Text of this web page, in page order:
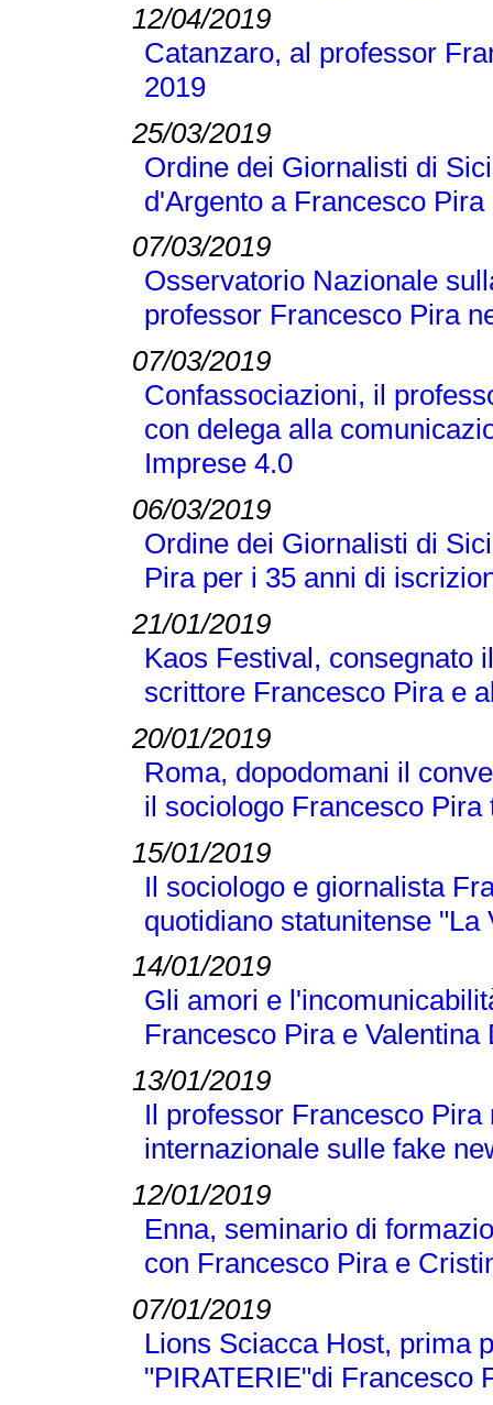
12/04/2019
Catanzaro, al professor
2019
25/03/2019
Ordine dei Giornalisti di
d'Argento a Francesco Pira
07/03/2019
Osservatorio Nazionale
professor Francesco Pira
07/03/2019
Confassociazioni, il
con delega alla
Imprese 4.0
06/03/2019
Ordine dei Giornalisti di
Pira per i 35 anni di
21/01/2019
Kaos Festival, consegnato
scrittore Francesco Pira e
20/01/2019
Roma, dopodomani il
il sociologo Francesco Pira
15/01/2019
Il sociologo e giornalista
quotidiano statunitense "La
14/01/2019
Gli amori e
Francesco Pira e Valentina
13/01/2019
Il professor Francesco
internazionale sulle fake
12/01/2019
Enna, seminario di
con Francesco Pira e
07/01/2019
Lions Sciacca Host, prima
"PIRATERIE"di Francesco